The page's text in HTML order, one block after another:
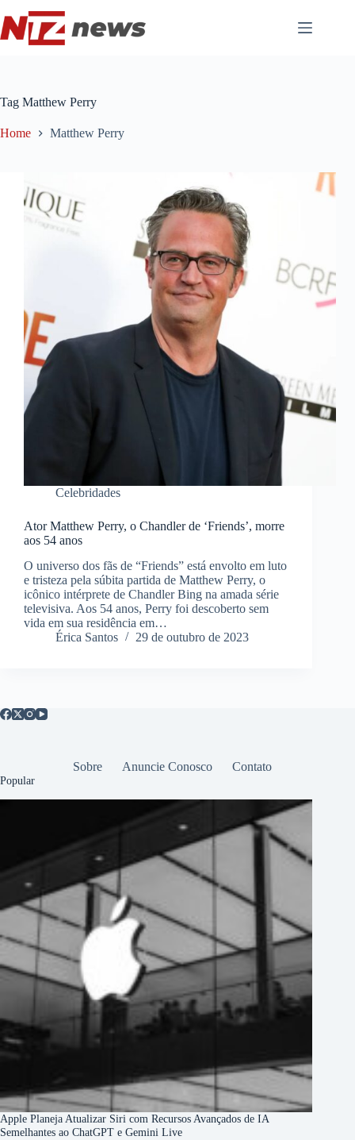
para
o
conteúdo
Tag Matthew Perry
Home Matthew Perry
Celebridades
Ator Matthew Perry, o Chandler de ‘Friends’, morre
aos 54 anos
O universo dos fãs de “Friends” está envolto em luto
e tristeza pela súbita partida de Matthew Perry, o
icônico intérprete de Chandler Bing na amada série
televisiva. Aos 54 anos, Perry foi descoberto sem
vida em sua residência em…
Érica Santos
29 de outubro de 2023
Sobre Anuncie Conosco Contato
Popular
Apple Planeja Atualizar Siri com Recursos Avançados de IA
Semelhantes ao ChatGPT e Gemini Live